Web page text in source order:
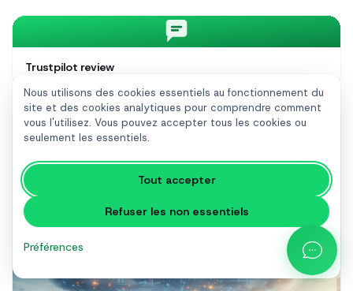
Nous utilisons des cookies essentiels au fonctionnement du
site et des cookies analytiques pour comprendre comment
vous l'utilisez. Vous pouvez accepter tous les cookies ou
seulement les essentiels.
Tout accepter
Refuser les non essentiels
Préférences
Trustpilot review